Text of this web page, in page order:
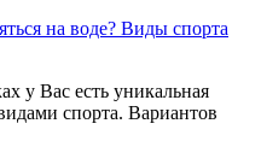
на воде? Виды спорта
у Вас есть уникальная
спорта. Вариантов